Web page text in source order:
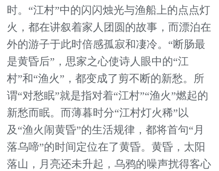
时。“江村”中的闪闪烛光与渔船上的点点灯
火，都在讲叙着家人团圆的故事，而漂泊在
外的游子于此时倍感孤寂和凄冷。“断肠最
是黄昏后”，思家之心使诗人眼中的“江
村”和“渔火”，都变成了剪不断的新愁。所
谓“对愁眠”就是指对着“江村”“渔火”燃起的
新愁而眠。而薄暮时分“江村灯火稀”以
及“渔火闹黄昏”的生活规律，都将首句“月
落乌啼”的时间定位在了黄昏。黄昏，太阳
落山，月亮还未升起，乌鸦的噪声扰得客心